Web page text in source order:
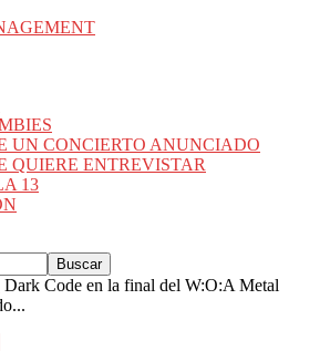
UN CONCIERTO ANUNCIADO
QUIERE ENTREVISTAR
13
Dark Code en la final del W:O:A Metal